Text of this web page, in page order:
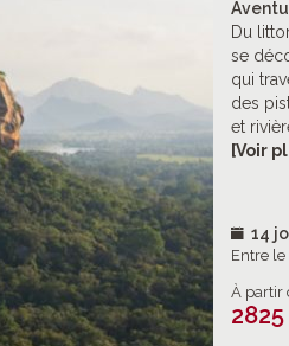
Du
se
qui
des
et
[Voir
14
Entre
À partir